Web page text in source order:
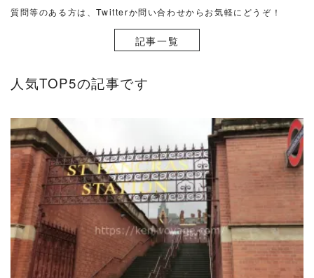
（フ
は
27
市
訪
問）
質問等のある方は、Twitterか問い合わせからお気軽にどうぞ！
記事一覧
人気TOP5の記事です
READ MORE